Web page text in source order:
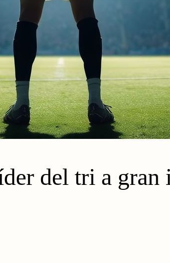
del tri a